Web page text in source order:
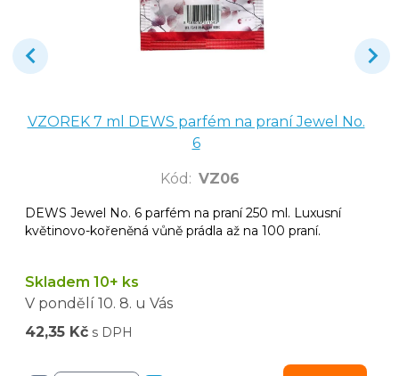
VZOREK 7 ml DEWS parfém na praní Jewel No.
6
Kód : VZ06
DEWS Jewel No. 6 parfém na praní 250 ml. Luxusní
květinovo-kořeněná vůně prádla až na 100 praní.
Skladem 10+ ks
V pondělí 10. 8. u Vás
42,35 Kč s DPH